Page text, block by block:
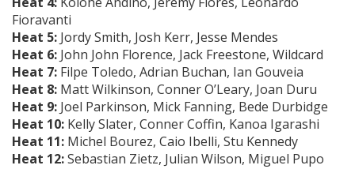
Fioravanti
Heat 5: Jordy Smith, Josh Kerr, Jesse Mendes
Heat 6: John John Florence, Jack Freestone, Wildcard
Heat 7: Filpe Toledo, Adrian Buchan, Ian Gouveia
Heat 8: Matt Wilkinson, Conner O’Leary, Joan Duru
Heat 9: Joel Parkinson, Mick Fanning, Bede Durbidge
Heat 10: Kelly Slater, Conner Coffin, Kanoa Igarashi
Heat 11: Michel Bourez, Caio Ibelli, Stu Kennedy
Heat 12:Sebastian Zietz, Julian Wilson, Miguel Pupo